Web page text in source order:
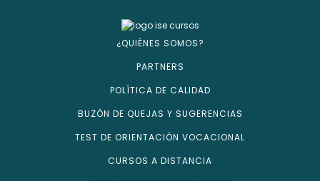
¿QUIÉNES SOMOS?
PARTNERS
POLÍTICA DE CALIDAD
BUZÓN DE QUEJAS Y SUGERENCIAS
TEST DE ORIENTACIÓN VOCACIONAL
CURSOS A DISTANCIA